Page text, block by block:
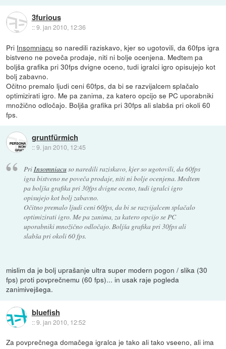
3furious
::9. jan 2010, 12:36
Pri Insomniacu so naredili raziskavo, kjer so ugotovili, da 60fps igra
bistveno ne poveča prodaje, niti ni bolje ocenjena. Medtem pa
boljša grafika pri 30fps dvigne oceno, tudi igralci igro opisujejo kot
bolj zabavno.
Očitno premalo ljudi ceni 60fps, da bi se razvijalcem splačalo
optimizirati igro. Me pa zanima, za katero opcijo se PC uporabniki
množično odločajo. Boljša grafika pri 30fps ali slabša pri okoli 60
fps.
gruntfürmich
::9. jan 2010, 12:45
PriInsomniacuso naredili raziskavo, kjer so ugotovili, da 60fps
igra bistveno ne poveča prodaje, niti ni bolje ocenjena. Medtem
pa boljša grafika pri 30fps dvigne oceno, tudi igralci igro
opisujejo kot bolj zabavno.
Očitno premalo ljudi ceni 60fps, da bi se razvijalcem splačalo
optimizirati igro. Me pa zanima, za katero opcijo se PC
uporabniki množično odločajo. Boljša grafika pri 30fps ali
slabša pri okoli 60 fps.
mislim da je bolj uprašanje ultra super modern pogon / slika (30
fps) proti povprečnemu (60 fps)... in usak raje pogleda
zanimivejšega.
bluefish
::9. jan 2010, 12:52
Za povprečnega domačega igralca je tako ali tako vseeno, ali ima